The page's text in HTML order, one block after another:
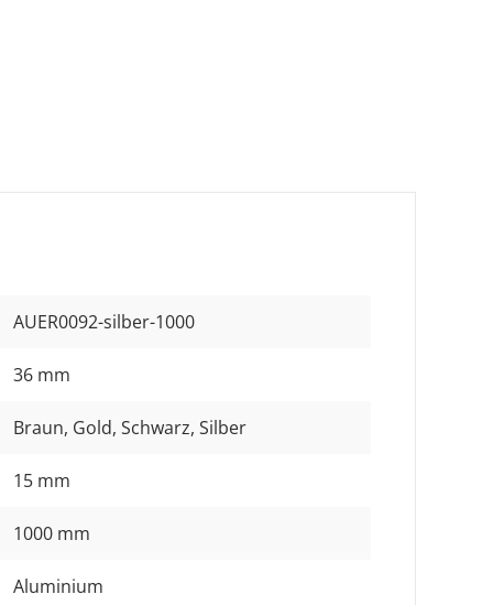
AUER0092-silber-1000
36 mm
Braun, Gold, Schwarz, Silber
15 mm
1000 mm
Aluminium